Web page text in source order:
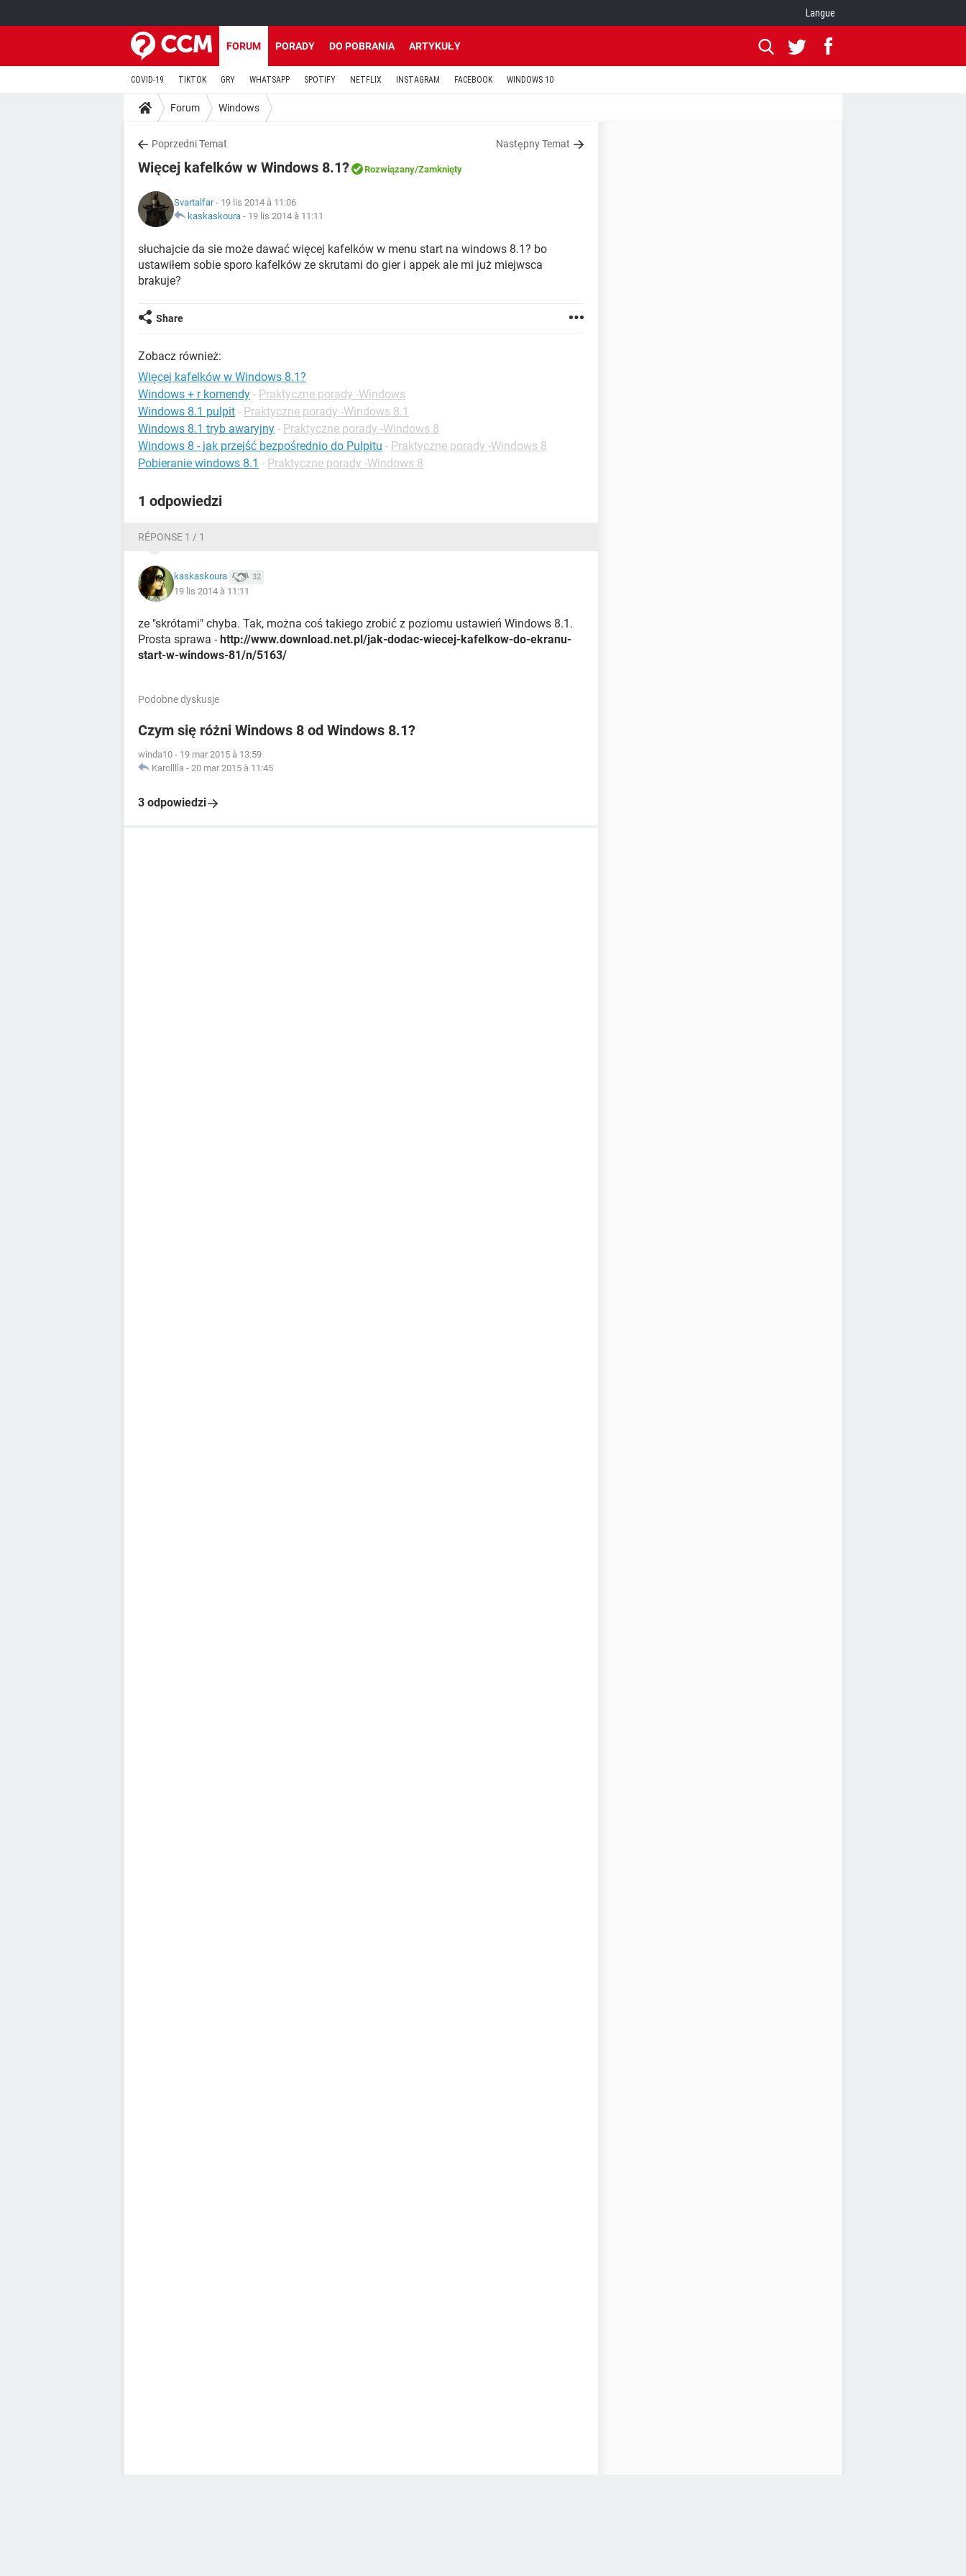
Langue
FORUM PORADY DO POBRANIA ARTYKUŁY
COVID-19 TIKTOK GRY WHATSAPP SPOTIFY NETFLIX INSTAGRAM FACEBOOK WINDOWS 10
Forum Windows
Poprzedni Temat Następny Temat
Więcej kafelków w Windows 8.1? Rozwiązany/Zamknięty
Svartalfar- 19 lis 2014 à 11:06
kaskaskoura - 19 lis 2014 à 11:11
słuchajcie da sie może dawać więcej kafelków w menu start na windows 8.1? bo
ustawiłem sobie sporo kafelków ze skrutami do gier i appek ale mi już miejwsca
brakuje?
Share
Zobacz również:
Więcej kafelków w Windows 8.1?
Windows + r komendy - Praktyczne porady -Windows
Windows 8.1 pulpit - Praktyczne porady -Windows 8.1
Windows 8.1 tryb awaryjny - Praktyczne porady -Windows 8
Windows 8 - jak przejść bezpośrednio do Pulpitu - Praktyczne porady -Windows 8
Pobieranie windows 8.1 - Praktyczne porady -Windows 8
1 odpowiedzi
RÉPONSE 1 / 1
kaskaskoura 32
19 lis 2014 à 11:11
ze "skrótami" chyba. Tak, można coś takiego zrobić z poziomu ustawień Windows 8.1.
Prosta sprawa - http://www.download.net.pl/jak-dodac-wiecej-kafelkow-do-ekranu-
start-w-windows-81/n/5163/
Podobne dyskusje
Czym się różni Windows 8 od Windows 8.1?
winda10 - 19 mar 2015 à 13:59
Karolllla - 20 mar 2015 à 11:45
3 odpowiedzi